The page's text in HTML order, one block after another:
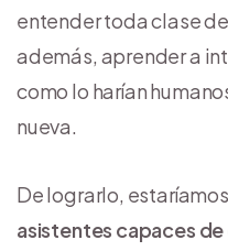
entender toda clase
además, aprender a
como lo harían
nueva.
De lograrlo,
asistentes capaces